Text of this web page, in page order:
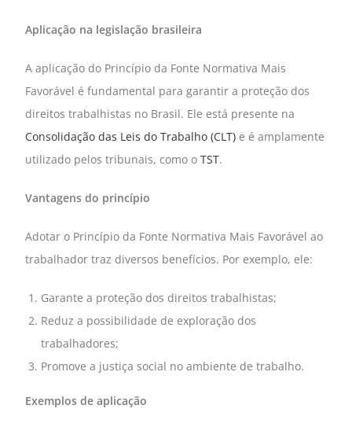
Aplicação na legislação brasileira
A aplicação do Princípio da Fonte Normativa Mais
Favorável é fundamental para garantir a proteção dos
direitos trabalhistas no Brasil. Ele está presente na
Consolidação das Leis do Trabalho (CLT) e é amplamente
utilizado pelos tribunais, como oTST.
Vantagens do princípio
Adotar o Princípio da Fonte Normativa Mais Favorável ao
trabalhador traz diversos benefícios. Por exemplo, ele:
Garante a proteção dos direitos trabalhistas;
Reduz a possibilidade de exploração dos
trabalhadores;
Promove a justiça social no ambiente de trabalho.
Exemplos de aplicação